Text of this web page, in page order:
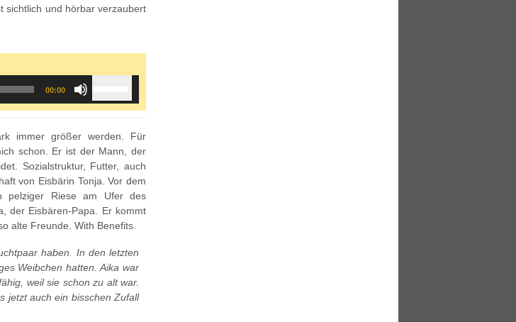
sichtlich und hörbar verzaubert
00:00
Arrow
to
increase
or
decrease
volume.
immer größer werden. Für
schon. Er ist der Mann, der
Sozialstruktur, Futter, auch
von Eisbärin Tonja. Vor dem
pelziger Riese am Ufer des
der Eisbären-Papa. Er kommt
alte Freunde. With Benefits.
haben. In den letzten
Weibchen hatten. Aika war
weil sie schon zu alt war.
jetzt auch ein bisschen Zufall